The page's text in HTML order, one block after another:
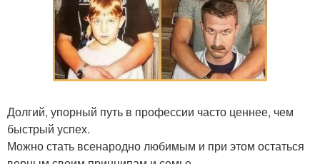
Долгий, упорный путь в профессии часто ценнее, чем
быстрый успех.
Можно стать всенародно любимым и при этом остаться